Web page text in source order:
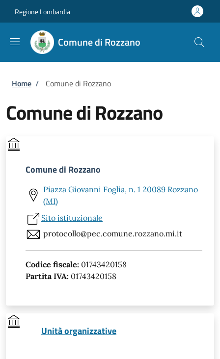
Regione Lombardia
Comune di Rozzano
Briciole di pane
Home / Comune di Rozzano
Comune di Rozzano
Comune di Rozzano
Piazza Giovanni Foglia, n. 1 20089 Rozzano
(MI)
Sito istituzionale
protocollo@pec.comune.rozzano.mi.it
Codice fiscale: 01743420158
Partita IVA: 01743420158
Unità organizzative